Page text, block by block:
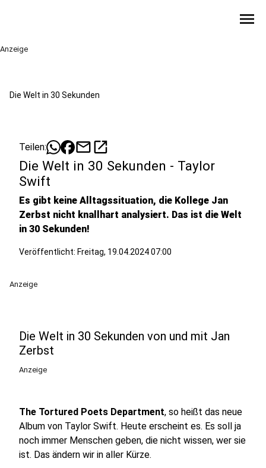
menu
Anzeige
Die Welt in 30 Sekunden
Teilen: mailopen_in_new
Die Welt in 30 Sekunden - Taylor
Swift
Es gibt keine Alltagssituation, die Kollege Jan
Zerbst nicht knallhart analysiert. Das ist die Welt
in 30 Sekunden!
Veröffentlicht: Freitag, 19.04.2024 07:00
Anzeige
Die Welt in 30 Sekunden von und mit Jan
Zerbst
Anzeige
The Tortured Poets Department, so heißt das neue
Album von Taylor Swift. Heute erscheint es. Es soll ja
noch immer Menschen geben, die nicht wissen, wer sie
ist. Das ändern wir in aller Kürze.